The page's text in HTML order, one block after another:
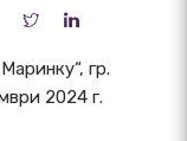
гр.
2024 г.